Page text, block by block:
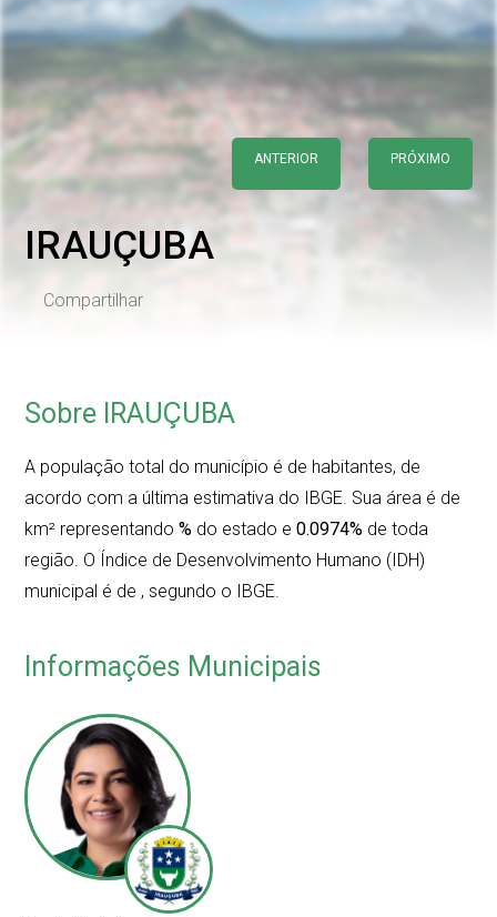
ANTERIOR PRÓXIMO
IRAUÇUBA
Compartilhar
Sobre IRAUÇUBA
A população total do município é de habitantes, de
acordo com a última estimativa do IBGE. Sua área é de
km² representando % do estado e 0.0974% de toda
região. O Índice de Desenvolvimento Humano (IDH)
municipal é de , segundo o IBGE.
Informações Municipais